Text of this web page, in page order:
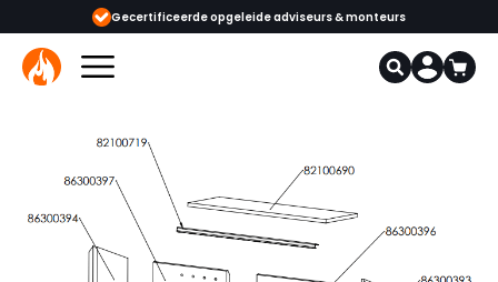
Gecertificeerde opgeleide adviseurs & monteurs